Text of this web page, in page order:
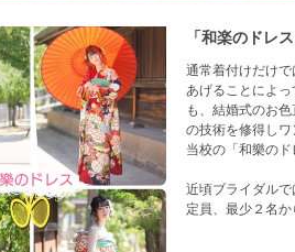
「和楽のドレ
通常着付けだけ
あげることによ
も、結婚式のお
の技術を修得しワ
当校の「和樂の
近頃ブライダル
定員、最少２名か